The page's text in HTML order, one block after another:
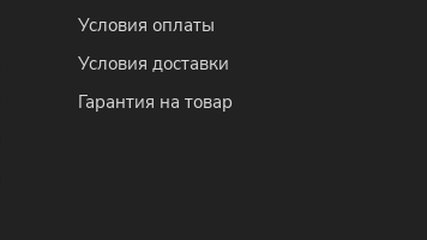
Условия оплаты
Условия доставки
Гарантия на товар